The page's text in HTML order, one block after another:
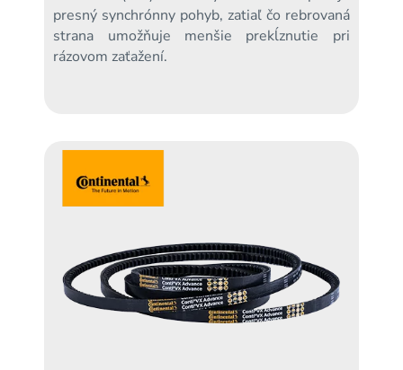
presný synchrónny pohyb, zatiaľ čo rebrovaná
strana umožňuje menšie prekĺznutie pri
rázovom zaťažení.